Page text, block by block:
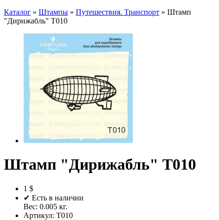
Каталог » Штампы » Путешествия. Транспорт » Штамп
"Дирижабль" T010
Штамп "Дирижабль" T010
1 $
✔ Есть в наличии
Вес: 0.005 кг.
Артикул: T010